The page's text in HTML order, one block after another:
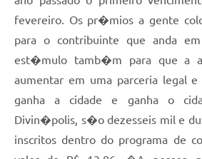
fevereiro. Os pr�mios a gente
para o contribuinte que anda
est�mulo tamb�m para que a
aumentar em uma parceria legal
ganha a cidade e ganha o
Divin�polis, s�o dezesseis mil e
inscritos dentro do programa de